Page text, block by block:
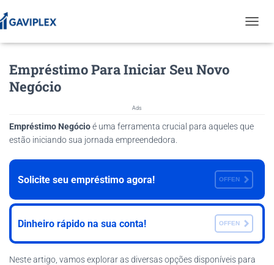
O
V
A
T
N
Empréstimo Para Iniciar Seu Novo
Negócio
Ads
Empréstimo Negócioé uma ferramenta crucial para aqueles que
estão iniciando sua jornada empreendedora.
Solicite seu empréstimo agora! OFFEN
Dinheiro rápido na sua conta! OFFEN
Neste artigo, vamos explorar as diversas opções disponíveis para